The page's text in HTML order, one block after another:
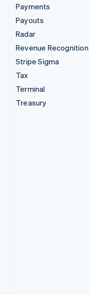
Payments
Payouts
Radar
Revenue Recognition
Stripe Sigma
Tax
Terminal
Treasury